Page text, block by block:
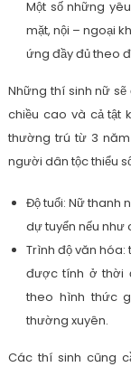
Một số những
mặt, nội – ngoại
ứng đầy đủ theo
Những thí sinh nữ
chiều cao và cả tật
thường trú từ 3
người dân tộc thiểu
Độ tuổi: Nữ thanh
dự tuyển nếu như
Trình độ văn hóa:
được tính ở thời
theo hình thức
thường xuyên.
Các thí sinh cũng